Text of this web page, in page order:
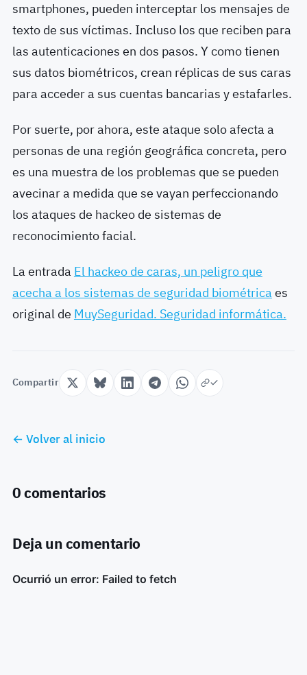
smartphones, pueden interceptar los mensajes de
texto de sus víctimas. Incluso los que reciben para
las autenticaciones en dos pasos. Y como tienen
sus datos biométricos, crean réplicas de sus caras
para acceder a sus cuentas bancarias y estafarles.
Por suerte, por ahora, este ataque solo afecta a
personas de una región geográfica concreta, pero
es una muestra de los problemas que se pueden
avecinar a medida que se vayan perfeccionando
los ataques de hackeo de sistemas de
reconocimiento facial.
La entrada El hackeo de caras, un peligro que
acecha a los sistemas de seguridad biométrica es
original de MuySeguridad. Seguridad informática.
Compartir
← Volver al inicio
0 comentarios
Deja un comentario